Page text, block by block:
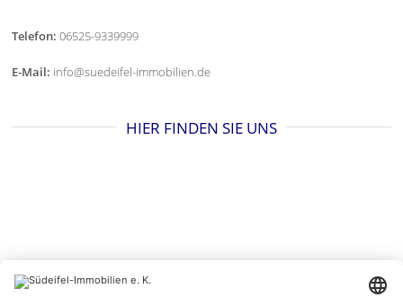
Telefon: 06525-9339999
E-Mail: info@suedeifel-immobilien.de
HIER FINDEN SIE UNS